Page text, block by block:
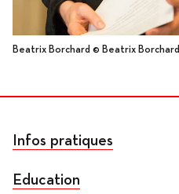
Beatrix Borchard © Beatrix Borchard
Infos pratiques
Education